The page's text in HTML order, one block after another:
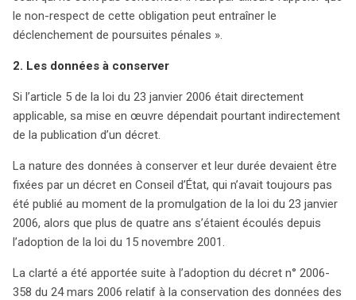
le non-respect de cette obligation peut entraîner le
déclenchement de poursuites pénales ».
2. Les données à conserver
Si l’article 5 de la loi du 23 janvier 2006 était directement
applicable, sa mise en œuvre dépendait pourtant indirectement
de la publication d’un décret.
La nature des données à conserver et leur durée devaient être
fixées par un décret en Conseil d’État, qui n’avait toujours pas
été publié au moment de la promulgation de la loi du 23 janvier
2006, alors que plus de quatre ans s’étaient écoulés depuis
l’adoption de la loi du 15 novembre 2001.
La clarté a été apportée suite à l’adoption du décret n° 2006-
358 du 24 mars 2006 relatif à la conservation des données des